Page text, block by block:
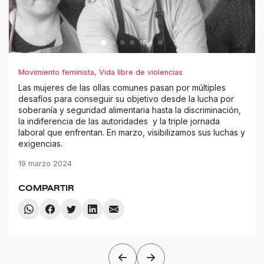
Movimiento feminista, Vida libre de violencias
Las mujeres de las ollas comunes pasan por múltiples
desafíos para conseguir su objetivo desde la lucha por
soberanía y seguridad alimentaria hasta la discriminación,
la indiferencia de las autoridades y la triple jornada
laboral que enfrentan. En marzo, visibilizamos sus luchas y
exigencias.
19 marzo 2024
COMPARTIR